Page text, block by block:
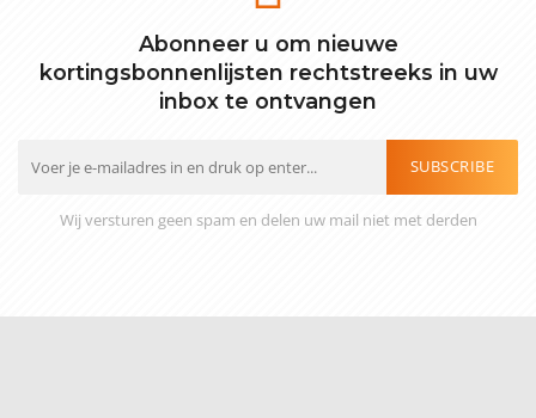
Abonneer u om nieuwe
kortingsbonnenlijsten rechtstreeks in uw
inbox te ontvangen
SUBSCRIBE
Wij versturen geen spam en delen uw mail niet met derden